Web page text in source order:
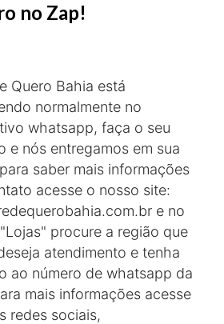
no Zap!
Quero Bahia está
normalmente no
whatsapp, faça o seu
e nós entregamos em sua
saber mais informações
acesse o nosso site:
e no
procure a região que
atendimento e tenha
ao número de whatsapp da
mais informações acesse
redes sociais,